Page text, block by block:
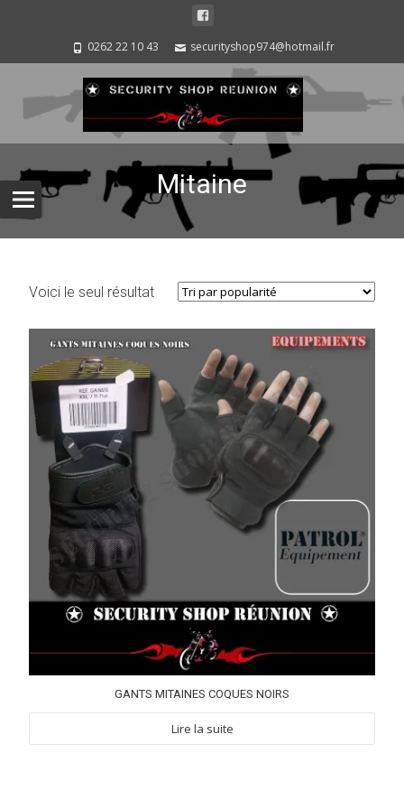
0262 22 10 43 securityshop974@hotmail.fr
Mitaine
Voici le seul résultat
GANTS MITAINES COQUES NOIRS
Lire la suite